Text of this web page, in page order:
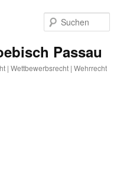
Passau
| Wettbewerbsrecht | Wehrrecht